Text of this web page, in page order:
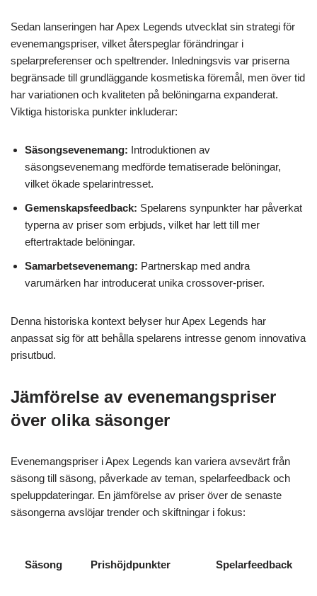
Sedan lanseringen har Apex Legends utvecklat sin strategi för
evenemangspriser, vilket återspeglar förändringar i
spelarpreferenser och speltrender. Inledningsvis var priserna
begränsade till grundläggande kosmetiska föremål, men över tid
har variationen och kvaliteten på belöningarna expanderat.
Viktiga historiska punkter inkluderar:
Säsongsevenemang: Introduktionen av
säsongsevenemang medförde tematiserade belöningar,
vilket ökade spelarintresset.
Gemenskapsfeedback: Spelarens synpunkter har påverkat
typerna av priser som erbjuds, vilket har lett till mer
eftertraktade belöningar.
Samarbetsevenemang: Partnerskap med andra
varumärken har introducerat unika crossover-priser.
Denna historiska kontext belyser hur Apex Legends har
anpassat sig för att behålla spelarens intresse genom innovativa
prisutbud.
Jämförelse av evenemangspriser
över olika säsonger
Evenemangspriser i Apex Legends kan variera avsevärt från
säsong till säsong, påverkade av teman, spelarfeedback och
speluppdateringar. En jämförelse av priser över de senaste
säsongerna avslöjar trender och skiftningar i fokus:
Säsong Prishöjdpunkter Spelarfeedback